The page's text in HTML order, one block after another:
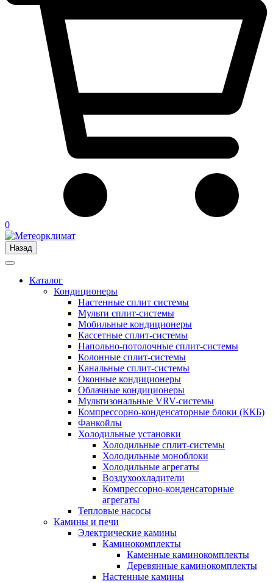
0
Назад
Каталог
Кондиционеры
Настенные сплит системы
Мульти сплит-системы
Мобильные кондиционеры
Кассетные сплит-системы
Напольно-потолочные сплит-системы
Колонные сплит-системы
Канальные сплит-системы
Оконные кондиционеры
Облачные кондиционеры
Мультизональные VRV-системы
Компрессорно-конденсаторные блоки (ККБ)
Фанкойлы
Холодильные установки
Холодильные сплит-системы
Холодильные моноблоки
Холодильные агрегаты
Воздухоохладители
Компрессорно-конденсаторные
агрегаты
Тепловые насосы
Камины и печи
Электрические камины
Каминокомплекты
Каменные каминокомплекты
Деревянные каминокомплекты
Настенные камины